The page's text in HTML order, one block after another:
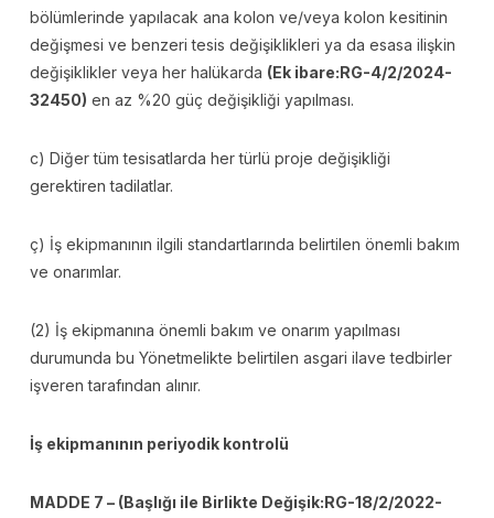
bölümlerinde yapılacak ana kolon ve/veya kolon kesitinin
değişmesi ve benzeri tesis değişiklikleri ya da esasa ilişkin
değişiklikler veya her halükarda (Ek ibare:RG-4/2/2024-
32450) en az %20 güç değişikliği yapılması.
c) Diğer tüm tesisatlarda her türlü proje değişikliği
gerektiren tadilatlar.
ç) İş ekipmanının ilgili standartlarında belirtilen önemli bakım
ve onarımlar.
(2) İş ekipmanına önemli bakım ve onarım yapılması
durumunda bu Yönetmelikte belirtilen asgari ilave tedbirler
işveren tarafından alınır.
İş ekipmanının periyodik kontrolü
MADDE 7 – (Başlığı ile Birlikte Değişik:RG-18/2/2022-